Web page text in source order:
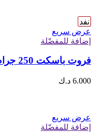
نفد
عرض سريع
إضافة للمفضّلة
فروت باسكت 250 جرام
6.000 د.ك
عرض سريع
إضافة للمفضّلة